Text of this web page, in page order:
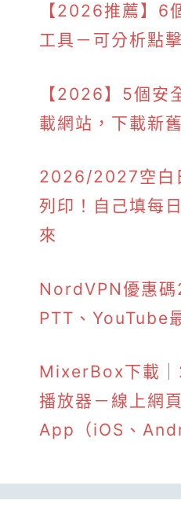
【2026推薦】6
工具－可分析點
【2026】5個安
載網站，下載新
2026/2027空白
列印！自己填每
來
NordVPN優惠碼
PTT、YouTube
MixerBox下載
播放器－線上網
App（iOS、